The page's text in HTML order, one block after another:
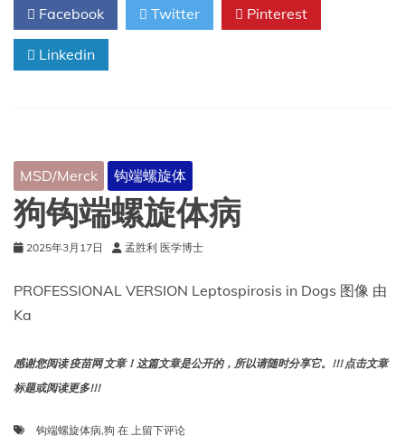
病）
Facebook Twitter Pinterest
Linkedin
MSD/Merck 钩端螺旋体
狗钩端螺旋体病
2025年3月17日 孟胜利 医学博士
PROFESSIONAL VERSION Leptospirosis in Dogs 图像 由
Ka
感谢您阅读 疫苗网 文章！这篇文章是公开的，所以请随时分享它。!!! 点击文章
标题或阅读更多!!!
钩端螺旋体病,狗 在 狗
上留下评论